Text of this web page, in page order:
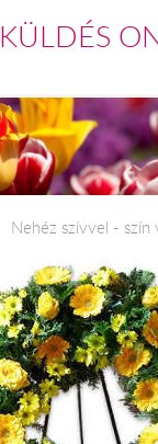
Nehéz szívvel - szín